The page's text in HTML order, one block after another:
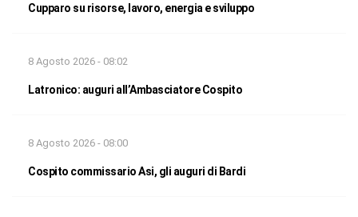
Cupparo su risorse, lavoro, energia e sviluppo
8 Agosto 2026 - 08:02
Latronico: auguri all’Ambasciatore Cospito
8 Agosto 2026 - 08:00
Cospito commissario Asi, gli auguri di Bardi